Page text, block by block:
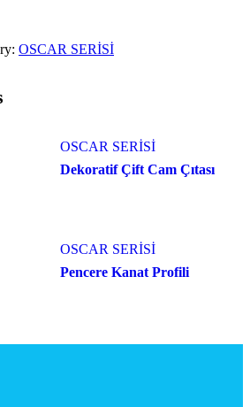
OSCAR SERİSİ
OSCAR SERİSİ
Dekoratif Çift Cam Çıtası
OSCAR SERİSİ
Pencere Kanat Profili